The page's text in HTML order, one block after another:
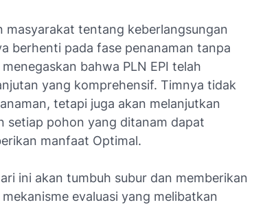
masyarakat tentang keberlangsungan
berhenti pada fase penanaman tanpa
bahwa PLN EPI telah
yang komprehensif. Timnya tidak
tetapi juga akan melanjutkan
setiap pohon yang ditanam dapat
manfaat Optimal.
ini akan tumbuh subur dan memberikan
evaluasi yang melibatkan